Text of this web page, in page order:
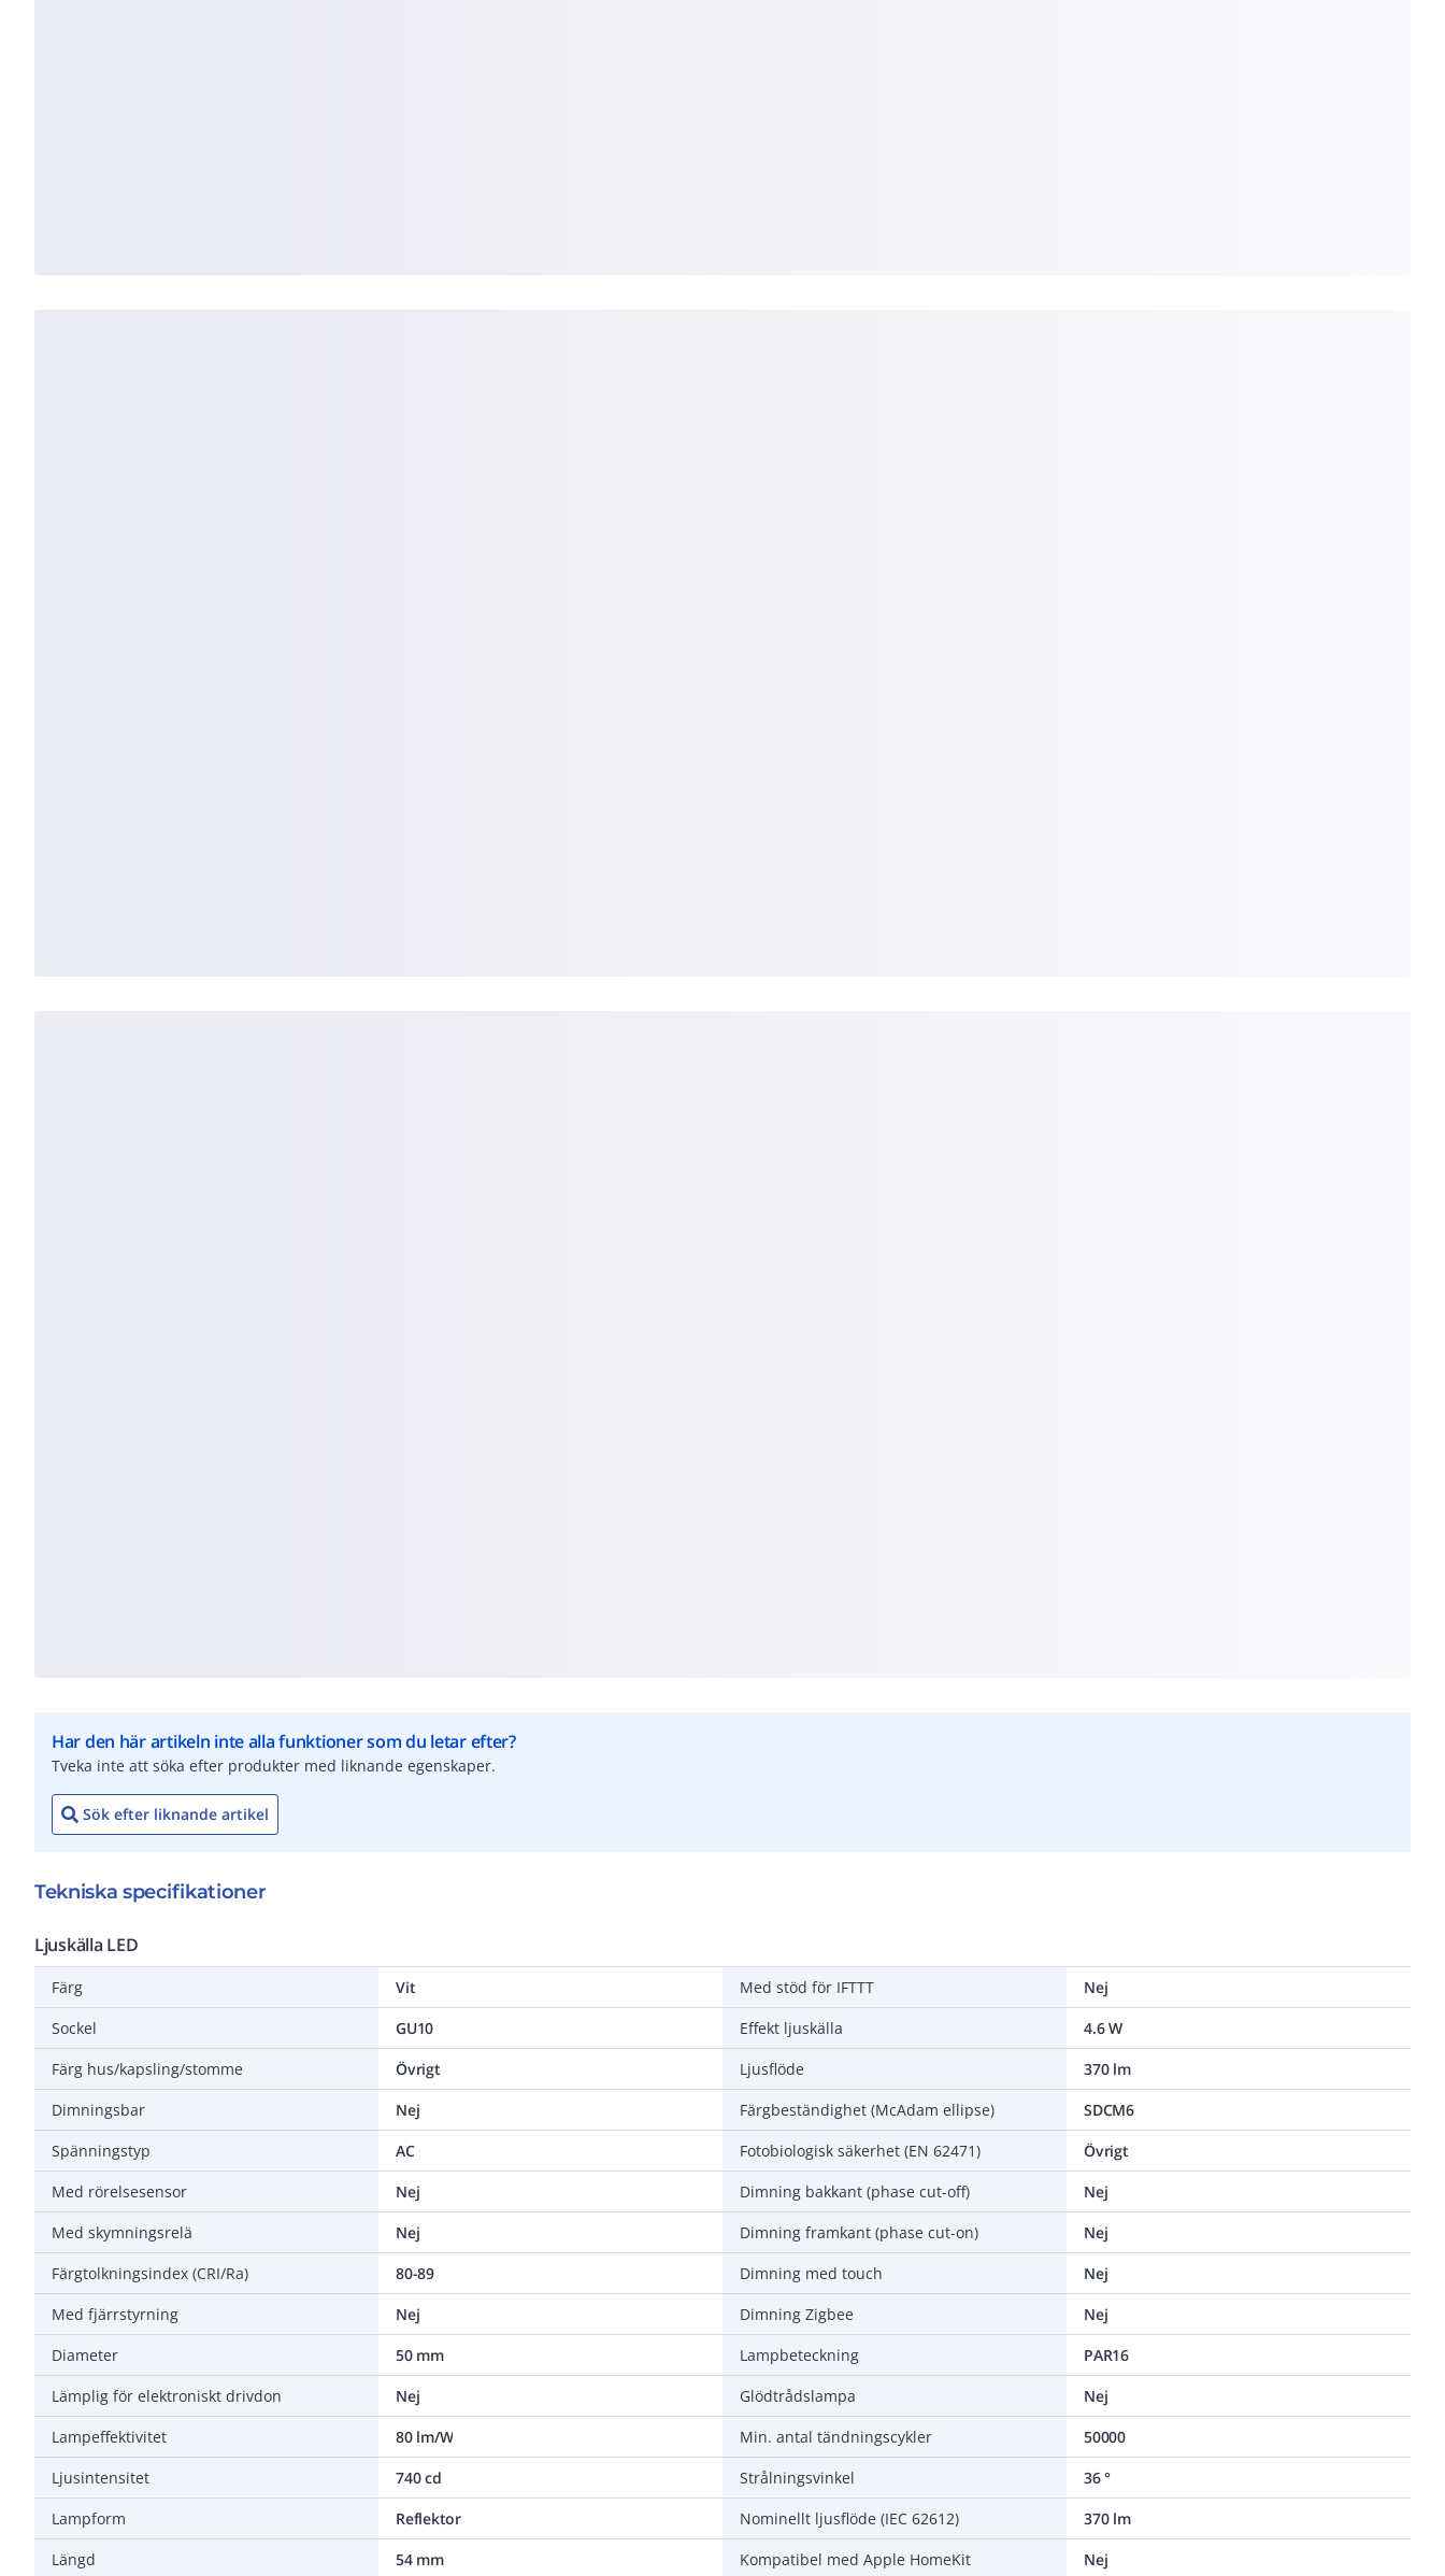
Har den här artikeln inte alla funktioner som du letar efter?
Tveka inte att söka efter produkter med liknande egenskaper.
Sök efter liknande artikel
Tekniska specifikationer
Ljuskälla LED
Färg
Vit
Sockel
GU10
Färg hus/kapsling/stomme
Övrigt
Dimningsbar
Nej
Spänningstyp
AC
Med rörelsesensor
Nej
Med skymningsrelä
Nej
Färgtolkningsindex (CRI/Ra)
80-89
Med fjärrstyrning
Nej
Diameter
50 mm
Lämplig för elektroniskt drivdon
Nej
Lampeffektivitet
80 lm/W
Ljusintensitet
740 cd
Lampform
Reflektor
Längd
54 mm
Med stöd för IFTTT
Nej
Effekt ljuskälla
4.6 W
Ljusflöde
370 lm
Färgbeständighet (McAdam ellipse)
SDCM6
Fotobiologisk säkerhet (EN 62471)
Övrigt
Dimning bakkant (phase cut-off)
Nej
Dimning framkant (phase cut-on)
Nej
Dimning med touch
Nej
Dimning Zigbee
Nej
Lampbeteckning
PAR16
Glödtrådslampa
Nej
Min. antal tändningscykler
50000
Strålningsvinkel
36 °
Nominellt ljusflöde (IEC 62612)
370 lm
Kompatibel med Apple HomeKit
Nej